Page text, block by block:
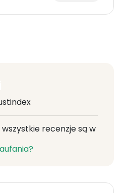
recenzje są w